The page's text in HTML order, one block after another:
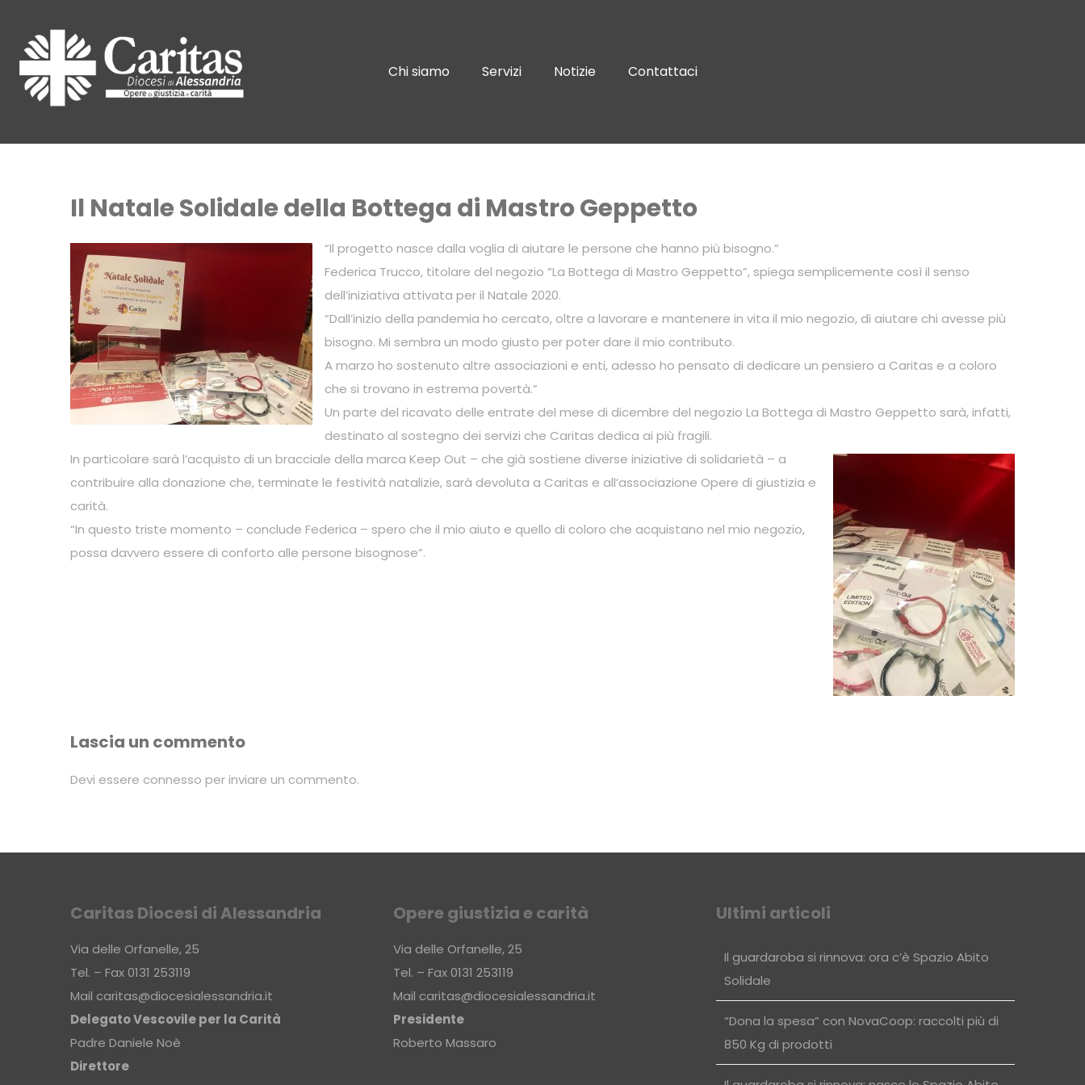
Chi siamo Servizi Notizie Contattaci
Il Natale Solidale della Bottega di Mastro Geppetto
“Il progetto nasce dalla voglia di aiutare le persone che hanno più bisogno.”
Federica Trucco, titolare del negozio “La Bottega di Mastro Geppetto”, spiega semplicemente così il senso
dell’iniziativa attivata per il Natale 2020.
“Dall’inizio della pandemia ho cercato, oltre a lavorare e mantenere in vita il mio negozio, di aiutare chi avesse più
bisogno. Mi sembra un modo giusto per poter dare il mio contributo.
A marzo ho sostenuto altre associazioni e enti, adesso ho pensato di dedicare un pensiero a Caritas e a coloro
che si trovano in estrema povertà.”
Un parte del ricavato delle entrate del mese di dicembre del negozio La Bottega di Mastro Geppetto sarà, infatti,
destinato al sostegno dei servizi che Caritas dedica ai più fragili.
In particolare sarà l’acquisto di un bracciale della marca Keep Out – che già sostiene diverse iniziative di solidarietà – a
contribuire alla donazione che, terminate le festività natalizie, sarà devoluta a Caritas e all’associazione Opere di giustizia e
carità.
“In questo triste momento – conclude Federica – spero che il mio aiuto e quello di coloro che acquistano nel mio negozio,
possa davvero essere di conforto alle persone bisognose”.
Lascia un commento
Devi essere connesso per inviare un commento.
Caritas Diocesi di Alessandria
Via delle Orfanelle, 25
Tel. – Fax 0131 253119
Mail caritas@diocesialessandria.it
Delegato Vescovile per la Carità
Padre Daniele Noè
Direttore
Opere giustizia e carità
Via delle Orfanelle, 25
Tel. – Fax 0131 253119
Mail caritas@diocesialessandria.it
Presidente
Roberto Massaro
Ultimi articoli
Il guardaroba si rinnova: ora c’è Spazio Abito
Solidale
“Dona la spesa” con NovaCoop: raccolti più di
850 Kg di prodotti